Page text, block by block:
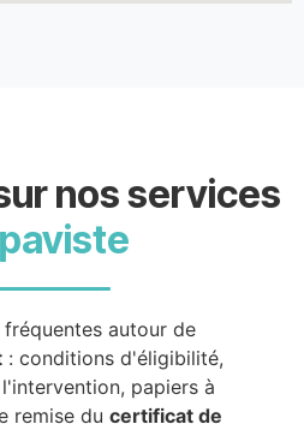
nos services
fréquentes autour de
: conditions d'éligibilité,
papiers à
remise ducertificat de